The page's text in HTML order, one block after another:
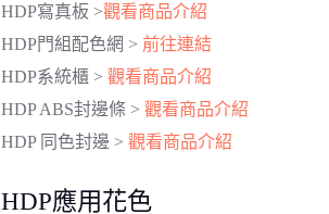
HDP寫真板 >觀看商品介紹
HDP門組配色網 > 前往連結
HDP系統櫃 > 觀看商品介紹
HDP ABS封邊條 > 觀看商品介紹
HDP 同色封邊 > 觀看商品介紹
HDP應用花色